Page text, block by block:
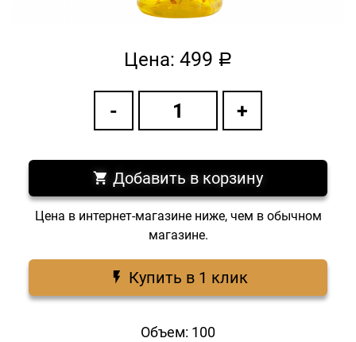
Цена: 499 a
Добавить в корзину
Цена в интернет-магазине ниже, чем в обычном
магазине.
Купить в 1 клик
Объем: 100